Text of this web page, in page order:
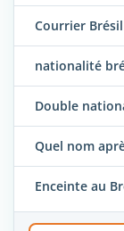
Courrier
nationalité
Double
Quel nom
Enceinte au